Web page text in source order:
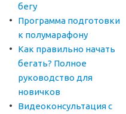
бегу
Программа подготовки
к полумарафону
Как правильно начать
бегать? Полное
руководство для
новичков
Видеоконсультация с